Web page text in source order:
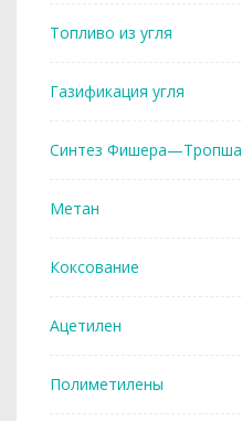
Топливо из угля
Газификация угля
Синтез Фишера—Тропша
Метан
Коксование
Ацетилен
Полиметилены